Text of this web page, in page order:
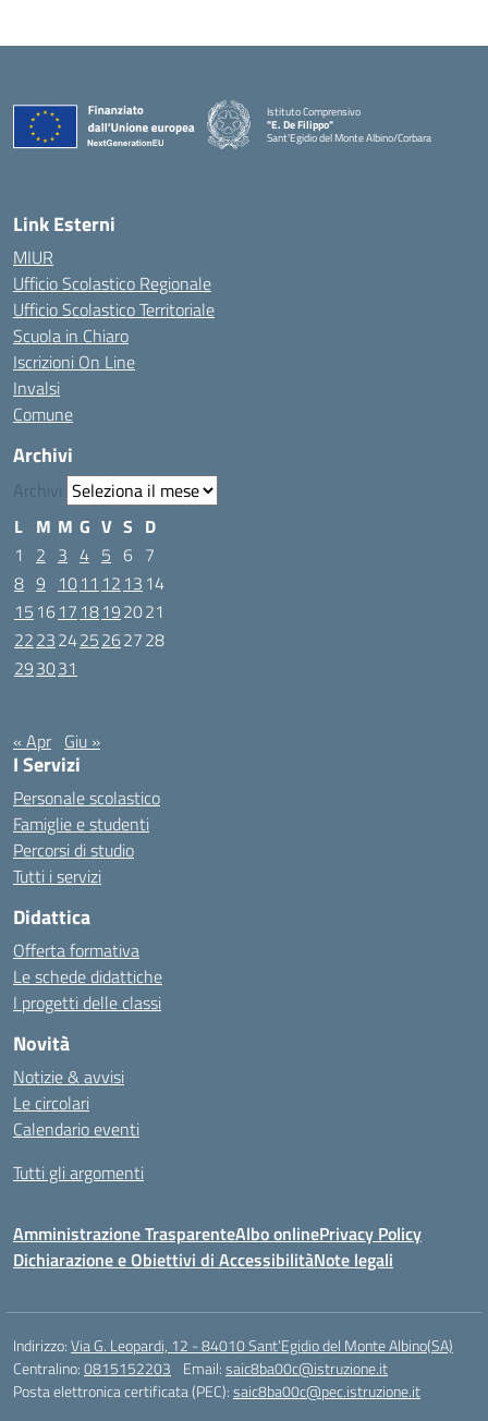
Istituto Comprensivo
"E. De Filippo"
Sant'Egidio del Monte Albino/Corbara
Link Esterni
MIUR
Ufficio Scolastico Regionale
Ufficio Scolastico Territoriale
Scuola in Chiaro
Iscrizioni On Line
Invalsi
Comune
Archivi
Archivi
L M M G V S D
1
2 3 4 5 6 7
8 9 1011 12 13 14
15 1617 18192021
22232425262728
293031
« Apr Giu »
I Servizi
Personale scolastico
Famiglie e studenti
Percorsi di studio
Tutti i servizi
Didattica
Offerta formativa
Le schede didattiche
I progetti delle classi
Novità
Notizie & avvisi
Le circolari
Calendario eventi
Tutti gli argomenti
Amministrazione TrasparenteAlbo onlinePrivacy Policy
Dichiarazione e Obiettivi di AccessibilitàNote legali
Indirizzo:Via G. Leopardi, 12 - 84010 Sant’Egidio del Monte Albino(SA)
Centralino:0815152203 Email:saic8ba00c@istruzione.it
Posta elettronica certificata (PEC):saic8ba00c@pec.istruzione.it